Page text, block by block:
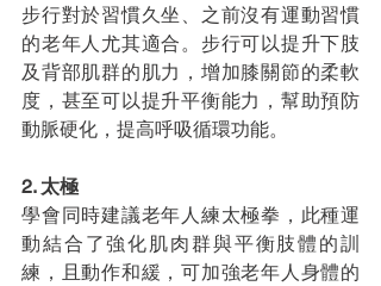
步行對於習慣久坐、之前沒有運動習慣
的老年人尤其適合。步行可以提升下肢
及背部肌群的肌力，增加膝關節的柔軟
度，甚至可以提升平衡能力，幫助預防
動脈硬化，提高呼吸循環功能。
2. 太極
學會同時建議老年人練太極拳，此種運
動結合了強化肌肉群與平衡肢體的訓
練，且動作和緩，可加強老年人身體的